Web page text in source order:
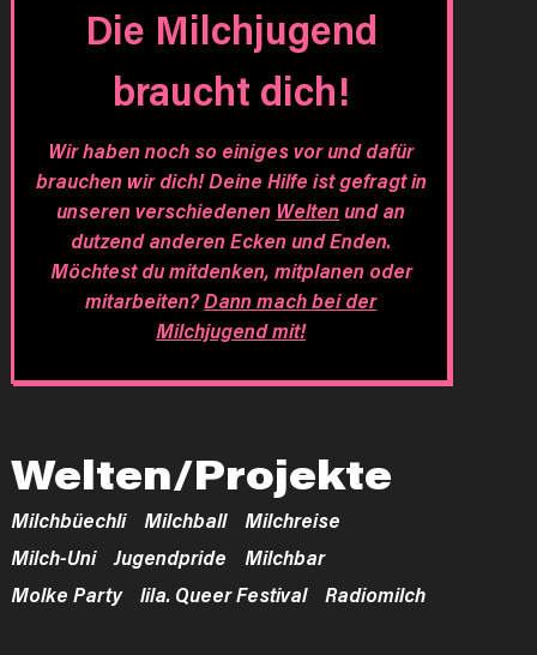
Die Milchjugend
braucht dich!
Wir haben noch so einiges vor und dafür
brauchen wir dich! Deine Hilfe ist gefragt in
unseren verschiedenen Weltenund an
dutzend anderen Ecken und Enden.
Möchtest du mitdenken, mitplanen oder
mitarbeiten?Dann mach bei der
Milchjugend mit!
Welten/Projekte
Milchbüechli Milchball
Milchreise
Milch-Uni
Jugendpride
Milchbar
Molke Party
lila. Queer Festival Radiomilch